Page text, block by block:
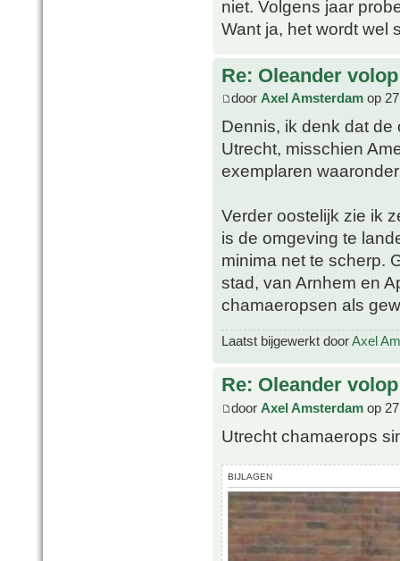
niet. Volgens jaar
Want ja, het wordt wel
Re: Oleander
door Axel Amsterdam op
Dennis, ik denk dat
Utrecht, misschien
exemplaren
Verder oostelijk zie ik
is de omgeving te
minima net te scherp.
stad, van Arnhem en
chamaeropsen als
Laatst bijgewerkt doorAxel
Re: Oleander
door Axel Amsterdam op
Utrecht chamaerops
BIJLAGEN